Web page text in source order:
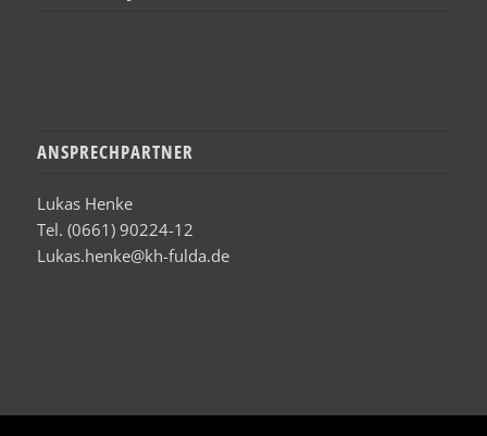
ANSPRECHPARTNER
Lukas Henke
Tel. (0661) 90224-12
Lukas.henke@kh-fulda.de